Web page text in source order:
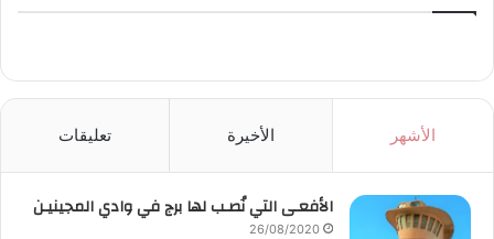
الأشهر الأخيرة تعليقات
الأفعـى التي نُصـب لها برج في وادي المجينيـن
26/08/2020